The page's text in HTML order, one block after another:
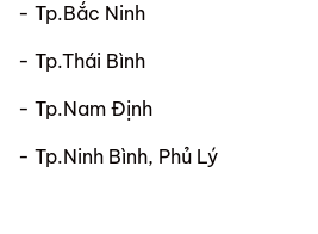
- Tp.Bắc Ninh
- Tp.Thái Bình
- Tp.Nam Định
- Tp.Ninh Bình, Phủ Lý